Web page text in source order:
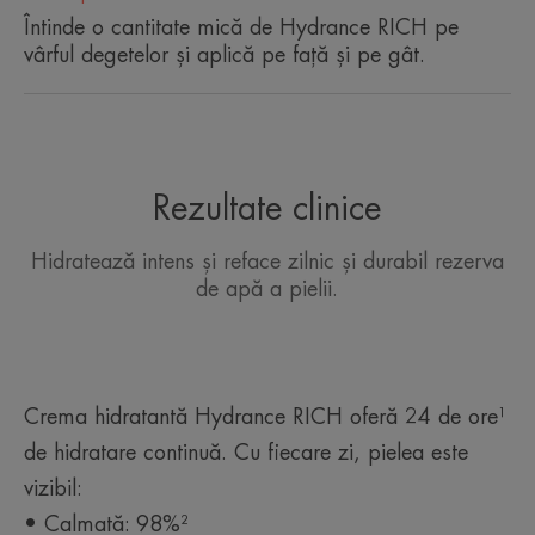
uscată, deshidratată.
ingrediente active Cohederm™ al cremei hidratante
Hydrance RICH asigură o dispersie optimă a apei
• CALMEAZĂ: Această cremă hidratantă cu
parfum subtil și proaspăt oferă un conținut ridicat
calmează nevoia de hidratare a pielii pe tot
parcursul zilei și îi redă suplețea și prospețimea.
TEXTURĂ
Întinde o cantitate mică de Hydrance RICH pe
vârful degetelor și aplică pe față și pe gât.
Rezultate clinice
Hidratează intens și reface zilnic și durabil rezerva
de apă a pielii.
Crema hidratantă Hydrance RICH oferă 24 de ore¹
de hidratare continuă. Cu fiecare zi, pielea este
vizibil:
• Calmată: 98%²